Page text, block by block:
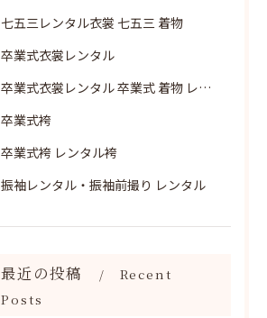
七五三レンタル衣裳 七五三 着物
卒業式衣裳レンタル
卒業式衣裳レンタル 卒業式 着物 レンタル
卒業式袴
卒業式袴 レンタル袴
振袖レンタル・振袖前撮り レンタル
最近の投稿
Recent
Posts